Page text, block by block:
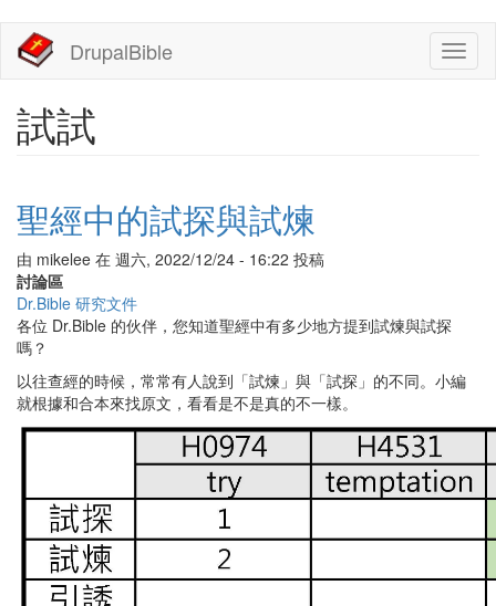
主
DrupalBible
試試
聖經中的試探與試煉
由 mikelee 在 週六, 2022/12/24 - 16:22 投稿
討論區
Dr.Bible 研究文件
各位 Dr.Bible 的伙伴，您知道聖經中有多少地方提到試煉與試探
嗎？
以往查經的時候，常常有人說到「試煉」與「試探」的不同。小編
就根據和合本來找原文，看看是不是真的不一樣。